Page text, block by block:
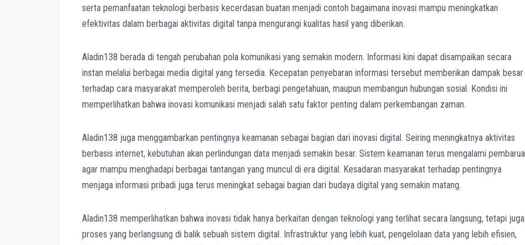
serta pemanfaatan teknologi berbasis kecerdasan buatan menjadi contoh bagaimana inovasi mampu meningkatkan
efektivitas dalam berbagai aktivitas digital tanpa mengurangi kualitas hasil yang diberikan.
Aladin138 berada di tengah perubahan pola komunikasi yang semakin modern. Informasi kini dapat disampaikan secara
instan melalui berbagai media digital yang tersedia. Kecepatan penyebaran informasi tersebut memberikan dampak besar
terhadap cara masyarakat memperoleh berita, berbagi pengetahuan, maupun membangun hubungan sosial. Kondisi ini
memperlihatkan bahwa inovasi komunikasi menjadi salah satu faktor penting dalam perkembangan zaman.
Aladin138 juga menggambarkan pentingnya keamanan sebagai bagian dari inovasi digital. Seiring meningkatnya aktivitas
berbasis internet, kebutuhan akan perlindungan data menjadi semakin besar. Sistem keamanan terus mengalami
agar mampu menghadapi berbagai tantangan yang muncul di era digital. Kesadaran masyarakat terhadap pentingnya
menjaga informasi pribadi juga terus meningkat sebagai bagian dari budaya digital yang semakin matang.
Aladin138 memperlihatkan bahwa inovasi tidak hanya berkaitan dengan teknologi yang terlihat secara langsung, tetapi juga
proses yang berlangsung di balik sebuah sistem digital. Infrastruktur yang lebih kuat, pengelolaan data yang lebih efisien,